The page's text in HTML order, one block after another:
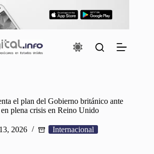
el plan del Gobierno británico ante
plena crisis en Reino Unido
2026 Internacional